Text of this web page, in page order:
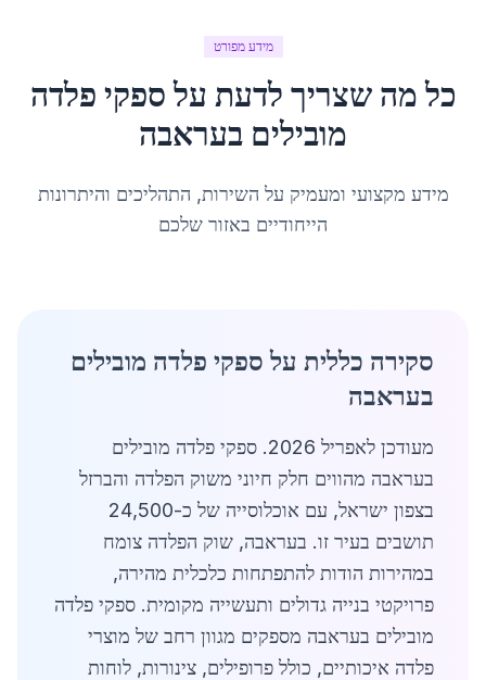
מידע מפורט
כל מה שצריך לדעת עלספקי פלדה
מובילים בעראבה
מידע מקצועי ומעמיק על השירות, התהליכים והיתרונות
הייחודיים באזור שלכם
סקירה כללית על ספקי פלדה מובילים
בעראבה
מעודכן לאפריל 2026. ספקי פלדה מובילים
בעראבה מהווים חלק חיוני משוק הפלדה והברזל
בצפון ישראל, עם אוכלוסייה של כ-24,500
תושבים בעיר זו. בעראבה, שוק הפלדה צומח
במהירות הודות להתפתחות כלכלית מהירה,
פרויקטי בנייה גדולים ותעשייה מקומית. ספקי פלדה
מובילים בעראבה מספקים מגוון רחב של מוצרי
פלדה איכותיים, כולל פרופילים, צינורות, לוחות